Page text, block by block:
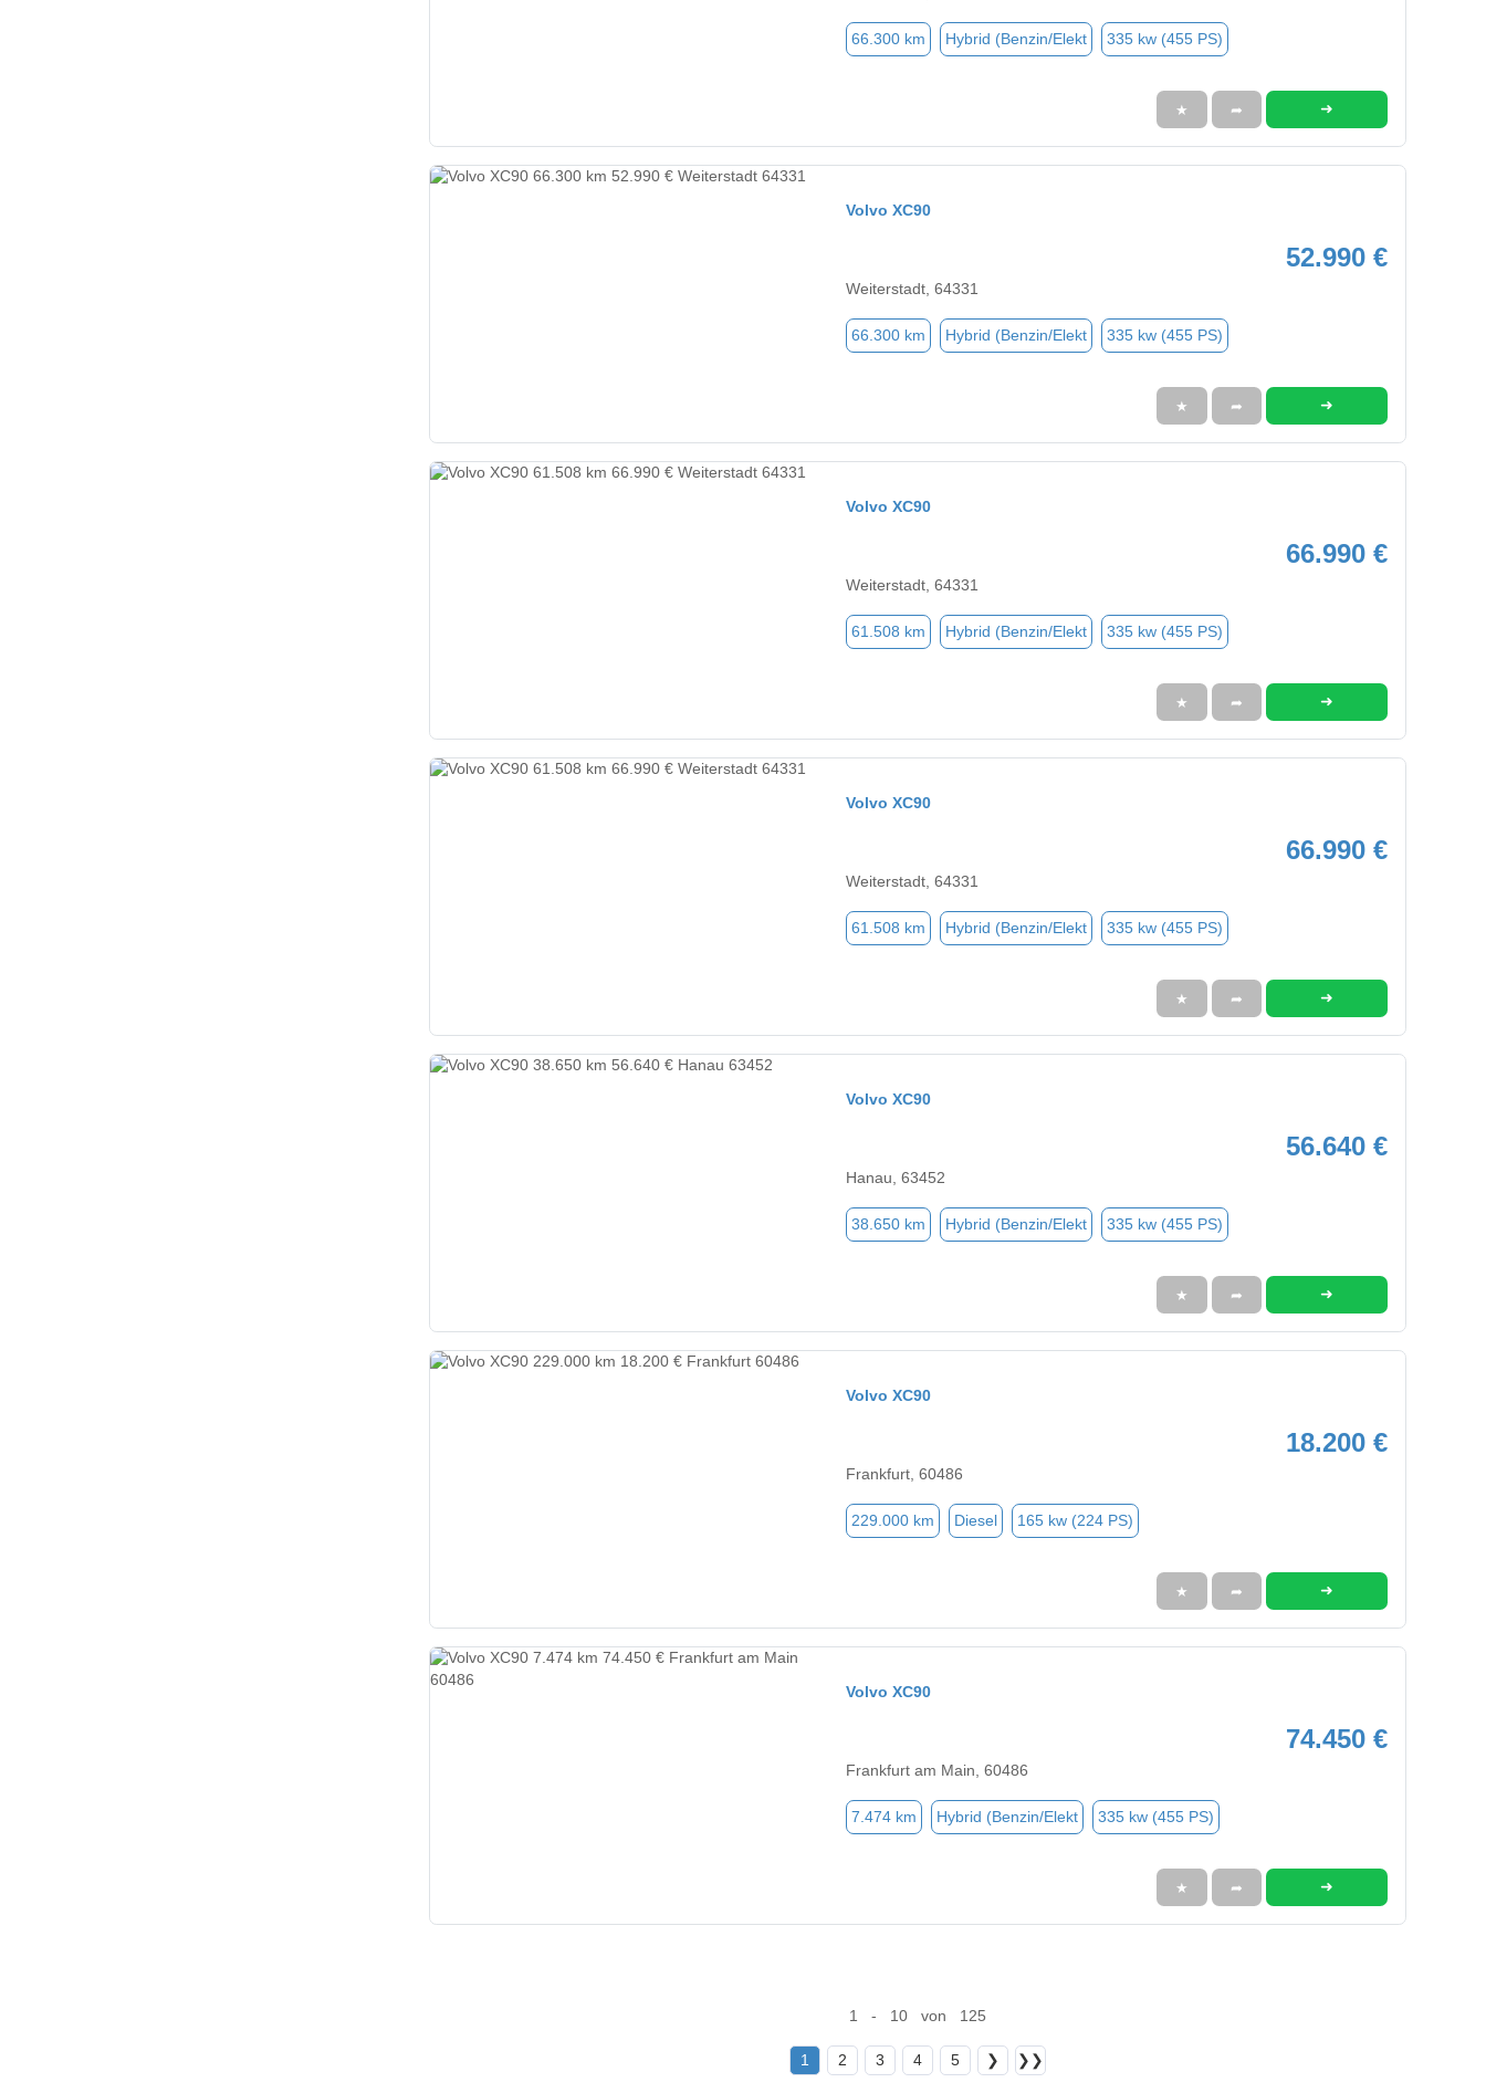
66.300 km Hybrid (Benzin/Elekt 335 kw (455 PS)
★ ➦ ➜
Volvo XC90
52.990 €
Weiterstadt, 64331
66.300 km Hybrid (Benzin/Elekt 335 kw (455 PS)
★ ➦ ➜
Volvo XC90
66.990 €
Weiterstadt, 64331
61.508 km Hybrid (Benzin/Elekt 335 kw (455 PS)
★ ➦ ➜
Volvo XC90
66.990 €
Weiterstadt, 64331
61.508 km Hybrid (Benzin/Elekt 335 kw (455 PS)
★ ➦ ➜
Volvo XC90
56.640 €
Hanau, 63452
38.650 km Hybrid (Benzin/Elekt 335 kw (455 PS)
★ ➦ ➜
Volvo XC90
18.200 €
Frankfurt, 60486
229.000 km Diesel 165 kw (224 PS)
★ ➦ ➜
Volvo XC90
74.450 €
Frankfurt am Main, 60486
7.474 km Hybrid (Benzin/Elekt 335 kw (455 PS)
★ ➦ ➜
1 - 10 von 125
1 2 3 4 5 ❯ ❯❯